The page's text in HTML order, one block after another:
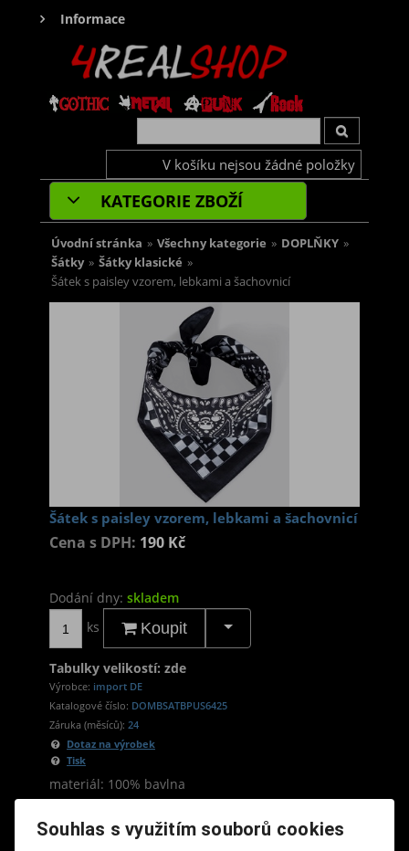
Informace
V košíku nejsou žádné položky
KATEGORIE ZBOŽÍ
Úvodní stránka » Všechny kategorie » DOPLŇKY »
Šátky » Šátky klasické »
Šátek s paisley vzorem, lebkami a šachovnicí
Šátek s paisley vzorem, lebkami a šachovnicí
Cena s DPH: 190 Kč
Dodání dny: skladem
ks
Koupit
Tabulky velikostí: zde
Výrobce: import DE
Katalogové číslo: DOMBSATBPUS6425
Záruka (měsíců): 24
Dotaz na výrobek
Tisk
materiál: 100% bavlna
design: černý šátek s paisley vzorem, lebkami a
Souhlas s využitím souborů cookies